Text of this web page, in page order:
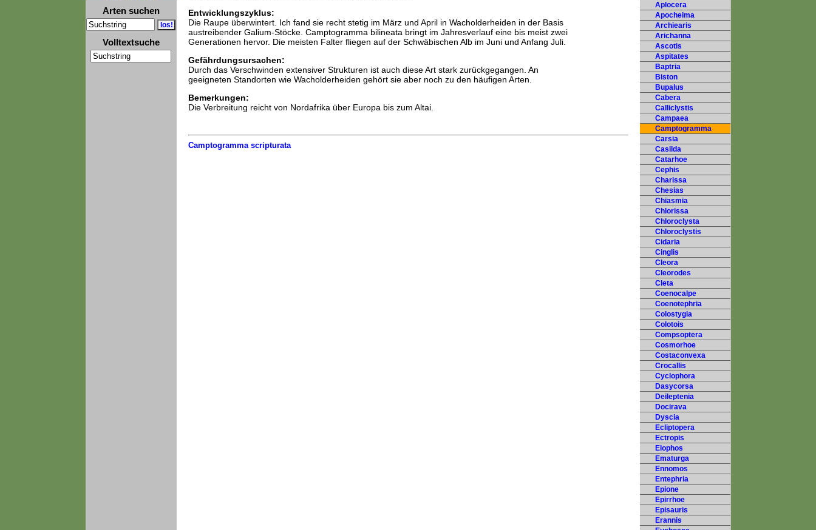
Arten suchen
Volltextsuche
Entwicklungszyklus:
Die Raupe überwintert. Ich fand sie recht stetig im März und April in Wacholderheiden in der Basis
austreibender Galium-Stöcke. Camptogramma bilineata bringt im Jahresverlauf eine bis meist zwei
Generationen hervor. Die meisten Falter fliegen auf der Schwäbischen Alb im Juni und Anfang Juli.
Gefährdungsursachen:
Durch das Verschwinden extensiver Strukturen ist auch diese Art stark zurückgegangen. An
geeigneten Standorten wie Wacholderheiden gehört sie aber noch zu den häufigen Arten.
Bemerkungen:
Die Verbreitung reicht von Nordafrika über Europa bis zum Altai.
Camptogramma scripturata
Aplocera
Apocheima
Archiearis
Arichanna
Ascotis
Aspitates
Baptria
Biston
Bupalus
Cabera
Calliclystis
Campaea
Camptogramma
Carsia
Casilda
Catarhoe
Cephis
Charissa
Chesias
Chiasmia
Chlorissa
Chloroclysta
Chloroclystis
Cidaria
Cinglis
Cleora
Cleorodes
Cleta
Coenocalpe
Coenotephria
Colostygia
Colotois
Compsoptera
Cosmorhoe
Costaconvexa
Crocallis
Cyclophora
Dasycorsa
Deileptenia
Docirava
Dyscia
Ecliptopera
Ectropis
Elophos
Ematurga
Ennomos
Entephria
Epione
Epirrhoe
Episauris
Erannis